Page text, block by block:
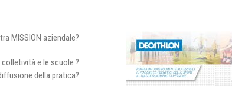
MISSION aziendale?
e le scuole ?
della pratica?